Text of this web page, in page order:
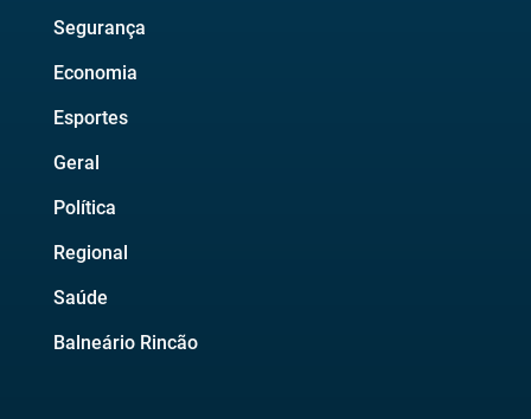
Segurança
Economia
Esportes
Geral
Política
Regional
Saúde
Balneário Rincão